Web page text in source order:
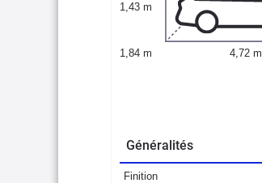
1,43 m
1,84 m 4,72 m
Généralités
Finition